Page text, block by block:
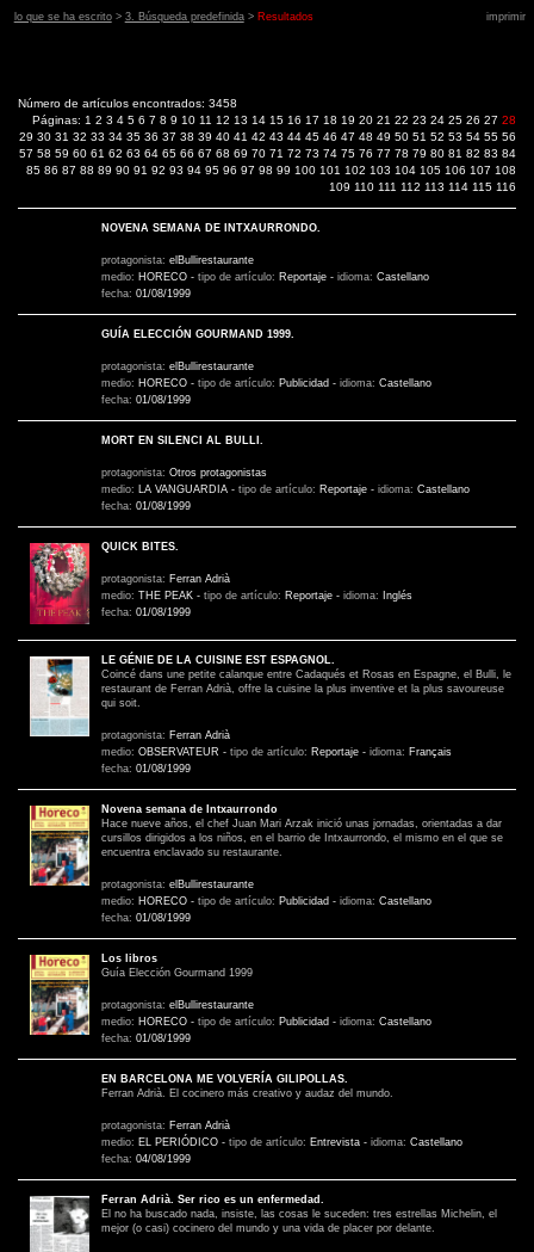
lo que se ha escrito> 3. Búsqueda predefinida> Resultados imprimir
Número de artículos encontrados: 3458
Páginas: 1 2 3 4 5 6 7 8 9 10 11 12 13 14 15 16 17 18 19 20 21 22 23 24 25 26 27 28
29 30 31 32 33 34 35 36 37 38 39 40 41 42 43 44 45 46 47 48 49 50 51 52 53 54 55 56
57 58 59 60 61 62 63 64 65 66 67 68 69 70 71 72 73 74 75 76 77 78 79 80 81 82 83 84
85 86 87 88 89 90 91 92 93 94 95 96 97 98 99 100 101 102 103 104 105 106 107 108
109 110 111 112 113 114 115 116
NOVENA SEMANA DE INTXAURRONDO.
protagonista: elBullirestaurante
medio: HORECO - tipo de artículo: Reportaje - idioma: Castellano
fecha: 01/08/1999
GUÍA ELECCIÓN GOURMAND 1999.
protagonista: elBullirestaurante
medio: HORECO - tipo de artículo: Publicidad - idioma: Castellano
fecha: 01/08/1999
MORT EN SILENCI AL BULLI.
protagonista: Otros protagonistas
medio: LA VANGUARDIA - tipo de artículo: Reportaje - idioma: Castellano
fecha: 01/08/1999
QUICK BITES.
protagonista: Ferran Adrià
medio: THE PEAK - tipo de artículo: Reportaje - idioma:
Inglés
fecha: 01/08/1999
LE GÉNIE DE LA CUISINE EST ESPAGNOL.
Coincé dans une petite calanque entre Cadaqués et Rosas en Espagne, el Bulli, le
restaurant de Ferran Adrià, offre la cuisine la plus inventive et la plus savoureuse
qui soit.
protagonista: Ferran Adrià
medio: OBSERVATEUR - tipo de artículo: Reportaje - idioma: Français
fecha: 01/08/1999
Novena semana de Intxaurrondo
Hace nueve años, el chef Juan Mari Arzak inició unas jornadas, orientadas a dar
cursillos dirigidos a los niños, en el barrio de Intxaurrondo, el mismo en el que se
encuentra enclavado su restaurante.
protagonista: elBullirestaurante
medio: HORECO - tipo de artículo: Publicidad - idioma: Castellano
fecha: 01/08/1999
Los libros
Guía Elección Gourmand 1999
protagonista: elBullirestaurante
medio: HORECO - tipo de artículo: Publicidad - idioma: Castellano
fecha: 01/08/1999
EN BARCELONA ME VOLVERÍA GILIPOLLAS.
Ferran Adrià. El cocinero más creativo y audaz del mundo.
protagonista: Ferran Adrià
medio: EL PERIÓDICO - tipo de artículo: Entrevista - idioma: Castellano
fecha: 04/08/1999
Ferran Adrià. Ser rico es un enfermedad.
El no ha buscado nada, insiste, las cosas le suceden: tres estrellas Michelin, el
mejor (o casi) cocinero del mundo y una vida de placer por delante.